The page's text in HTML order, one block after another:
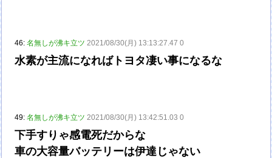
46:名無しが沸キ立ツ 2021/08/30(月) 13:13:27.47 0
水素が主流になればトヨタ凄い事になるな
49:名無しが沸キ立ツ 2021/08/30(月) 13:42:51.03 0
下手すりゃ感電死だからな
車の大容量バッテリーは伊達じゃない